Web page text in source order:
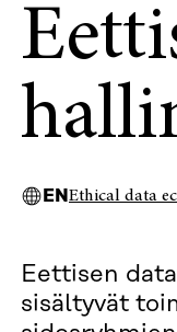
EN Ethical data
Eettisen
sisältyvät